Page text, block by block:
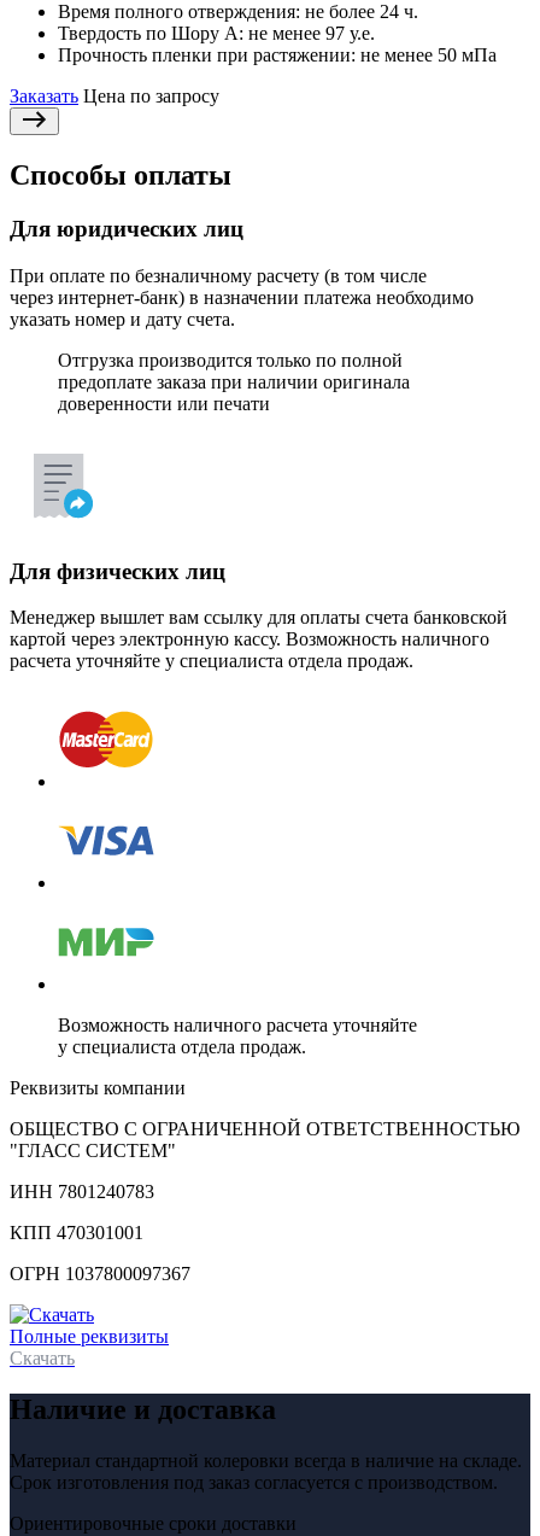
Время полного отверждения: не более 24 ч.
Твердость по Шору А: не менее 97 у.е.
Прочность пленки при растяжении: не менее 50 мПа
Заказать Цена по запросу
Способы оплаты
Для юридических лиц
При оплате по безналичному расчету (в том числе
через интернет-банк) в назначении платежа необходимо
указать номер и дату счета.
Отгрузка производится только по полной
предоплате заказа при наличии оригинала
доверенности или печати
Для физических лиц
Менеджер вышлет вам ссылку для оплаты счета банковской
картой через электронную кассу. Возможность наличного
расчета уточняйте у специалиста отдела продаж.
Возможность наличного расчета уточняйте
у специалиста отдела продаж.
Реквизиты компании
ОБЩЕСТВО С ОГРАНИЧЕННОЙ ОТВЕТСТВЕННОСТЬЮ
"ГЛАСС СИСТЕМ"
ИНН 7801240783
КПП 470301001
ОГРН 1037800097367
Полные реквизиты
Скачать
Наличие и доставка
Материал стандартной колеровки всегда в наличие на складе.
Срок изготовления под заказ согласуется с производством.
Ориентировочные сроки доставки